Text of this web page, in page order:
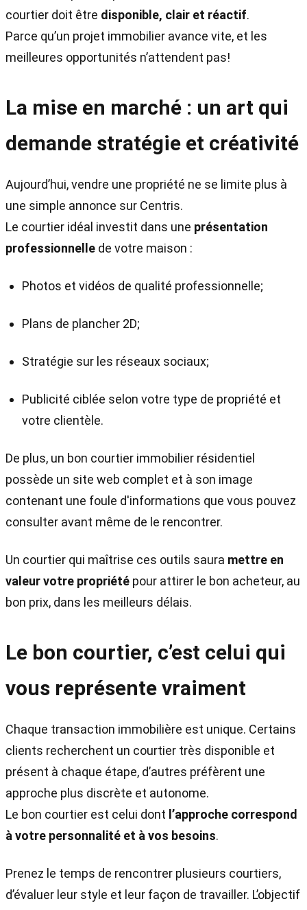
courtier doit être disponible, clair et réactif.
Parce qu’un projet immobilier avance vite, et les
meilleures opportunités n’attendent pas!
La mise en marché : un art qui
demande stratégie et créativité
Aujourd’hui, vendre une propriété ne se limite plus à
une simple annonce sur Centris.
Le courtier idéal investit dans une présentation
professionnelle de votre maison :
Photos et vidéos de qualité professionnelle;
Plans de plancher 2D;
Stratégie sur les réseaux sociaux;
Publicité ciblée selon votre type de propriété et
votre clientèle.
De plus, un bon courtier immobilier résidentiel
possède un site web complet et à son image
contenant une foule d'informations que vous pouvez
consulter avant même de le rencontrer.
Un courtier qui maîtrise ces outils saura mettre en
valeur votre propriété pour attirer le bon acheteur, au
bon prix, dans les meilleurs délais.
Le bon courtier, c’est celui qui
vous représente vraiment
Chaque transaction immobilière est unique. Certains
clients recherchent un courtier très disponible et
présent à chaque étape, d’autres préfèrent une
approche plus discrète et autonome.
Le bon courtier est celui dont l’approche correspond
à votre personnalité et à vos besoins.
Prenez le temps de rencontrer plusieurs courtiers,
d’évaluer leur style et leur façon de travailler. L’objectif